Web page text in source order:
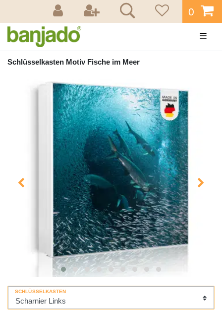
0
☰
Schlüsselkasten Motiv Fische im Meer
SCHLÜSSELKASTEN